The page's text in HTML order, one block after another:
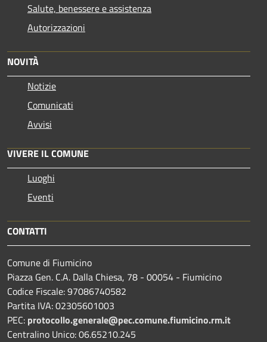
Salute, benessere e assistenza
Autorizzazioni
NOVITÀ
Notizie
Comunicati
Avvisi
VIVERE IL COMUNE
Luoghi
Eventi
CONTATTI
Comune di Fiumicino
Piazza Gen. C.A. Dalla Chiesa, 78 - 00054 - Fiumicino
Codice Fiscale: 97086740582
Partita IVA: 02305601003
PEC: protocollo.generale@pec.comune.fiumicino.rm.it
Centralino Unico: 06.65210.245